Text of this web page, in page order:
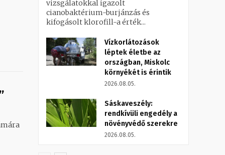
vizsgálatokkal igazolt
cianobaktérium-burjánzás és
kifogásolt klorofill-a érték...
Vízkorlátozások
léptek életbe az
országban, Miskolc
környékét is érintik
2026.08.05.
Sáskaveszély:
rendkívüli engedély a
növényvédő szerekre
2026.08.05.